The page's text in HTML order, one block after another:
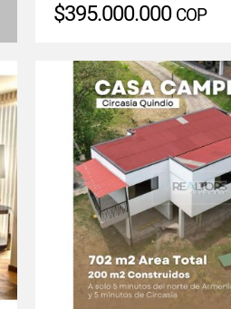
$395.000.000 COP
VIEW DETAILS